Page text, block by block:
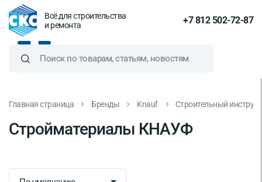
Всё для строительства
и ремонта
+7 812 502-72-87
Главная страница Бренды Knauf Строительный
Стройматериалы КНАУФ